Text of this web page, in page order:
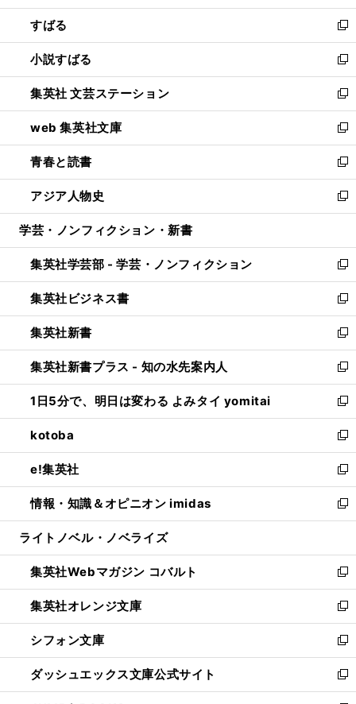
開
く
ウ
で
開
く
ン
ド
ウ
で
開
く
すばる
新
し
い
ウ
ィ
ン
ド
ウ
で
開
く
小説すばる
新
し
い
ウ
ィ
ン
ド
ウ
で
開
集英社 文芸ステーション
新
し
い
ウ
ィ
ン
ド
ウ
開
く
web 集英社文庫
新
し
い
ウ
ィ
ン
ウ
で
開
く
青春と読書
新
し
い
ウ
ン
ド
ウ
で
開
く
アジア人物史
新
し
ウ
ィ
ン
ド
ウ
で
開
く
学芸・ノンフィクション・新書
集英社学芸部 - 学芸・ノンフィクション
新
し
い
ウ
ィ
ン
ド
ウ
で
開
く
集英社ビジネス書
新
し
い
ウ
ィ
ン
ド
ウ
で
開
く
集英社新書
新
し
い
ウ
ィ
ン
ド
ウ
で
開
く
集英社新書プラス - 知の水先案内人
新
し
い
ウ
ィ
ン
ド
ウ
で
開
1日5分で、明日は変わる よみタイ yomitai
新
し
い
ウ
ィ
ン
ド
ウ
開
く
kotoba
新
し
い
ウ
ィ
ン
ウ
で
開
く
e!集英社
新
し
い
ウ
ン
ド
ウ
で
開
く
情報・知識＆オピニオン imidas
新
し
ウ
ィ
ン
ド
ウ
で
開
く
ライトノベル・ノベライズ
集英社Webマガジン コバルト
新
し
い
ウ
ィ
ン
ド
ウ
集英社オレンジ文庫
新
し
い
ウ
ィ
ン
シフォン文庫
新
し
い
ウ
ダッシュエックス文庫公式サイト
新
し